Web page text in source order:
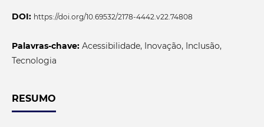
DOI: https://doi.org/10.69532/2178-4442.v22.74808
Palavras-chave: Acessibilidade, Inovação, Inclusão,
Tecnologia
RESUMO